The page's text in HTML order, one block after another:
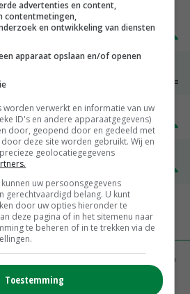
€ 269,00
€ 197,00 € 2,00
MARKTPRIJZEN
en El Niño stuwen voedselprijzen op
15:04
advertenties en content,
contentmetingen,
en ontwikkeling van diensten
apparaat opslaan en/of openen
worden verwerkt en informatie van uw
ID's en andere apparaatgegevens)
door, geopend door en gedeeld met
deze site worden gebruikt. Wij en
geolocatiegegevens
uw persoonsgegevens
gerechtvaardigd belang. U kunt
door uw opties hieronder te
deze pagina of in het sitemenu naar
te beheren of in te trekken via de
Toestemming